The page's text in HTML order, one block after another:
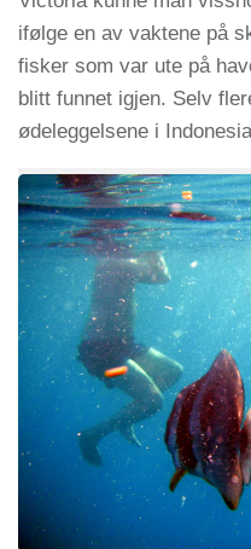
ifølge en av vaktene på
fisker som var ute på
blitt funnet igjen. Selv
ødeleggelsene i